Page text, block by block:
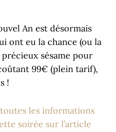
An est désormais
ont eu la chance (ou la
précieux sésame pour
99€ (plein tarif),
!
toutes les informations
soirée sur l’article